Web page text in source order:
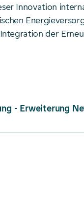
Innovation
der
-
- Erweiterung